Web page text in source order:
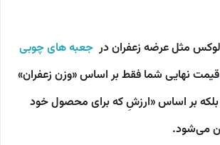
مثل عرضه زعفران در جعبه های چوبی
قیمت نهایی شما فقط بر اساس «وزن زعفران»
بر اساس «ارزشِ که برای محصول خود
می‌شود.